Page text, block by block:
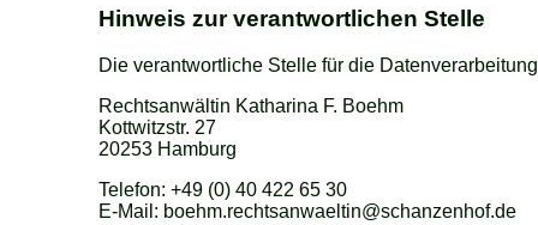
Hinweis zur verantwortlichen Stelle
Die verantwortliche Stelle für die
Rechtsanwältin Katharina F. Boehm
Kottwitzstr. 27
20253 Hamburg
Telefon: +49 (0) 40 422 65 30
E-Mail: boehm.rechtsanwaeltin@schanzenhof.de